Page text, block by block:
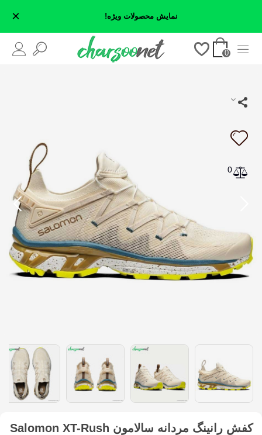
نمایش محصولات ویژه! ×
0
0
کفش رانینگ مردانه سالامون Salomon XT-Rush